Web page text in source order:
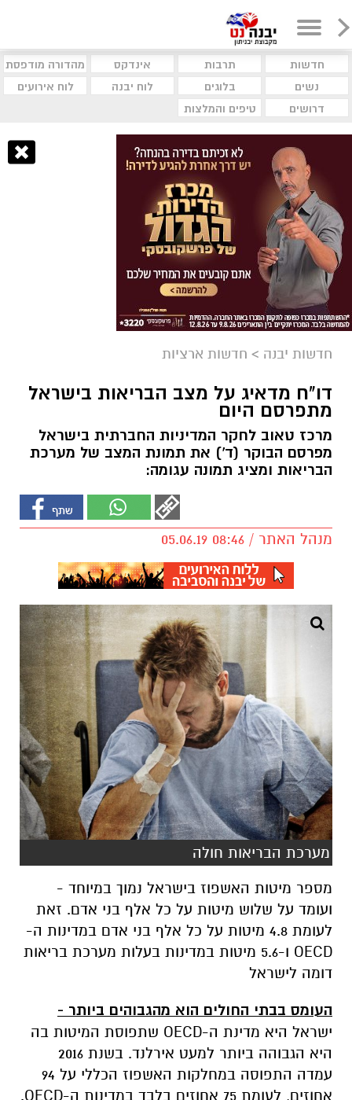
חדשות תרבות אינדקס
מהדורה מודפסת
נשים
בלוגים לוח יבנה
לוח אירועים
דרושים
טיפים והמלצות
חדשות יבנה > חדשות ארציות
דו"ח מדאיג על מצב הבריאות בישראל
מתפרסם היום
מרכז טאוב לחקר המדיניות החברתית בישראל
מפרסם הבוקר (ד') את תמונת המצב של מערכת
הבריאות ומציג תמונה עגומה:
מנהל האתר / 08:46 05.06.19
מערכת הבריאות חולה
מספר מיטות האשפוז בישראל נמוך במיוחד -
ועומד על שלוש מיטות על כל אלף בני אדם. זאת
לעומת 4.8 מיטות על כל אלף בני אדם במדינות ה-
OECD
ו-5.6 מיטות במדינות בעלות מערכת בריאות
דומה לישראל
העומס בבתי החולים הוא מהגבוהים ביותר -
ישראל היא מדינת ה-OECD שתפוסת המיטות בה
היא הגבוהה ביותר למעט אירלנד. בשנת 2016
עמדה התפוסה במחלקות האשפוז הכללי על 94
אחוזים, לעומת 75 אחוזים בלבד במדינות ה-
OECD
.